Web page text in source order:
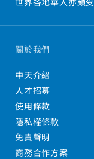
世界各地華人亦頗
關於我們
中天介紹
人才招募
使用條款
隱私權條款
免責聲明
商務合作方案